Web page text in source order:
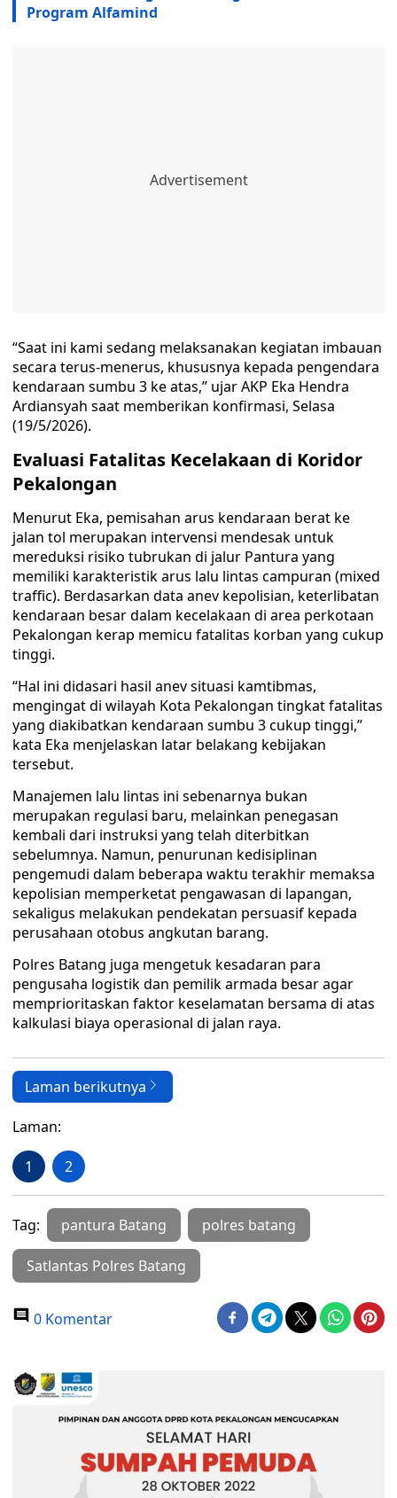
Program Alfamind
“Saat ini kami sedang melaksanakan kegiatan imbauan
secara terus-menerus, khususnya kepada pengendara
kendaraan sumbu 3 ke atas,” ujar AKP Eka Hendra
Ardiansyah saat memberikan konfirmasi, Selasa
(19/5/2026).
Evaluasi Fatalitas Kecelakaan di Koridor
Pekalongan
Menurut Eka, pemisahan arus kendaraan berat ke
jalan tol merupakan intervensi mendesak untuk
mereduksi risiko tubrukan di jalur Pantura yang
memiliki karakteristik arus lalu lintas campuran (mixed
traffic). Berdasarkan data anev kepolisian, keterlibatan
kendaraan besar dalam kecelakaan di area perkotaan
Pekalongan kerap memicu fatalitas korban yang cukup
tinggi.
“Hal ini didasari hasil anev situasi kamtibmas,
mengingat di wilayah Kota Pekalongan tingkat fatalitas
yang diakibatkan kendaraan sumbu 3 cukup tinggi,”
kata Eka menjelaskan latar belakang kebijakan
tersebut.
Manajemen lalu lintas ini sebenarnya bukan
merupakan regulasi baru, melainkan penegasan
kembali dari instruksi yang telah diterbitkan
sebelumnya. Namun, penurunan kedisiplinan
pengemudi dalam beberapa waktu terakhir memaksa
kepolisian memperketat pengawasan di lapangan,
sekaligus melakukan pendekatan persuasif kepada
perusahaan otobus angkutan barang.
Polres Batang juga mengetuk kesadaran para
pengusaha logistik dan pemilik armada besar agar
memprioritaskan faktor keselamatan bersama di atas
kalkulasi biaya operasional di jalan raya.
Laman berikutnya
Laman:
1 2
Tag: pantura Batang polres batang
Satlantas Polres Batang
0 Komentar